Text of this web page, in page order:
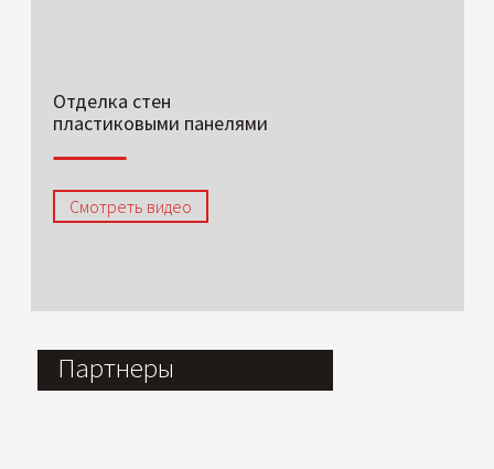
Отделка стен
пластиковыми панелями
Смотреть видео
Партнеры